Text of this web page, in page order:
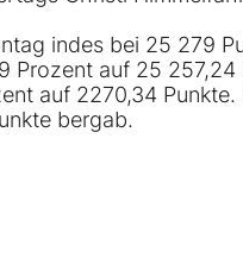
indes bei 25 279
Prozent auf 25
auf 2270,34
bergab.